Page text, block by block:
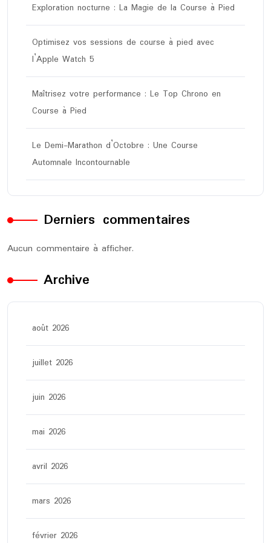
Exploration nocturne : La Magie de la Course à Pied
Optimisez vos sessions de course à pied avec
l’Apple Watch 5
Maîtrisez votre performance : Le Top Chrono en
Course à Pied
Le Demi-Marathon d’Octobre : Une Course
Automnale Incontournable
Derniers commentaires
Aucun commentaire à afficher.
Archive
août 2026
juillet 2026
juin 2026
mai 2026
avril 2026
mars 2026
février 2026